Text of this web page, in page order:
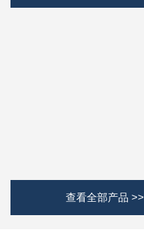
查看全部产品 >>